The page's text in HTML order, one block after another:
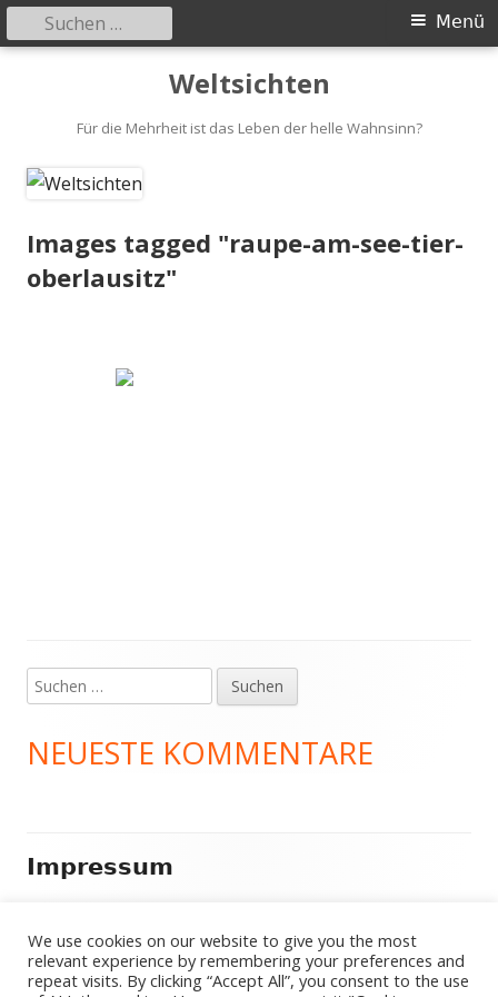
Weltsichten
Für die Mehrheit ist das Leben der helle Wahnsinn?
Primäres
Menü
Suchen
nach:
Images tagged "raupe-am-see-tier-
oberlausitz"
Haupt-
Seitenleiste
Suchen
nach:
NEUESTE KOMMENTARE
Footer
Impressum
n.eu
We use cookies on our website to give you the most
relevant experience by remembering your preferences and
repeat visits. By clicking “Accept All”, you consent to the use